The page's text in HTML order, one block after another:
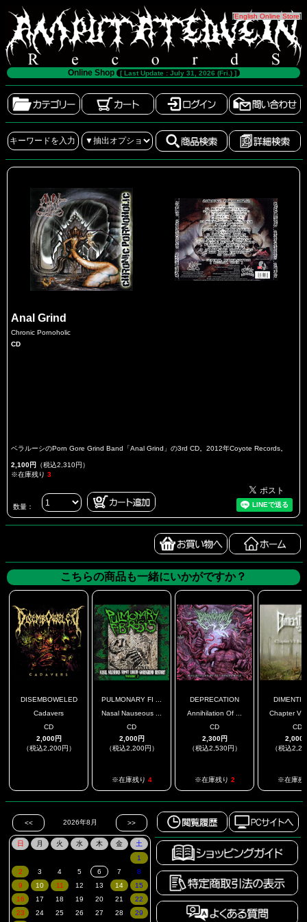
[English Online Store]
Online Shop [ Last Update : July 31, 2026 (Fri.) ]
Anal Grind
Chronic Pornoholic
CD
ベラルーシのPorn Gore Grind Band「Anal Grind」の3rd CD。2012年Coyote Records。
2,100円 （税込2,310円）
※在庫残り 3
数量：
こちらの商品も一緒にいかがですか？
DISEMBOWELED
Cadavers
CD
2,000円
（税込2,200円）
PULMONARY FI ...
Nasal Nauseous ...
CD
2,000円
（税込2,200円）
※在庫残り 4
DEPRECATION
Annihilation Of ...
CD
2,300円
（税込2,530円）
※在庫残り 2
Chapter Vi:
CD
2,000
（税込
※在庫残